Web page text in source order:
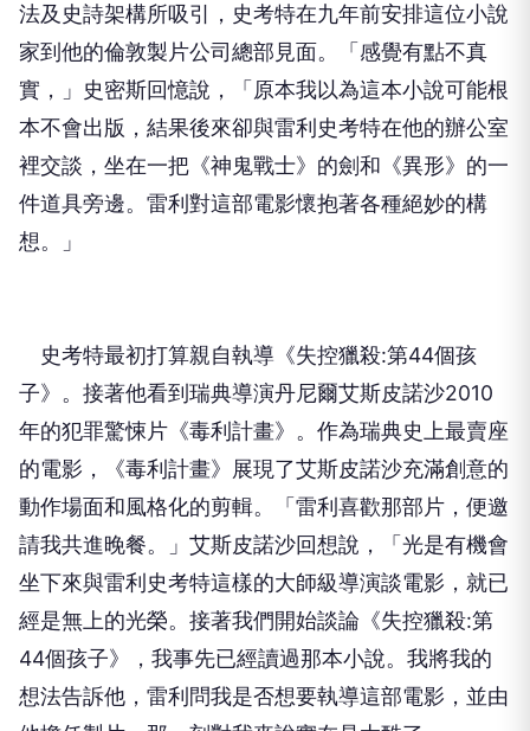
法及史詩架構所吸引，史考特在九年前安排這位小說
家到他的倫敦製片公司總部見面。「感覺有點不真
實，」史密斯回憶說，「原本我以為這本小說可能根
本不會出版，結果後來卻與雷利史考特在他的辦公室
裡交談，坐在一把《神鬼戰士》的劍和《異形》的一
件道具旁邊。雷利對這部電影懷抱著各種絕妙的構
想。」
史考特最初打算親自執導《失控獵殺:第44個孩
子》。接著他看到瑞典導演丹尼爾艾斯皮諾沙2010
年的犯罪驚悚片《毒利計畫》。作為瑞典史上最賣座
的電影，《毒利計畫》展現了艾斯皮諾沙充滿創意的
動作場面和風格化的剪輯。「雷利喜歡那部片，便邀
請我共進晚餐。」艾斯皮諾沙回想說，「光是有機會
坐下來與雷利史考特這樣的大師級導演談電影，就已
經是無上的光榮。接著我們開始談論《失控獵殺:第
44個孩子》，我事先已經讀過那本小說。我將我的
想法告訴他，雷利問我是否想要執導這部電影，並由